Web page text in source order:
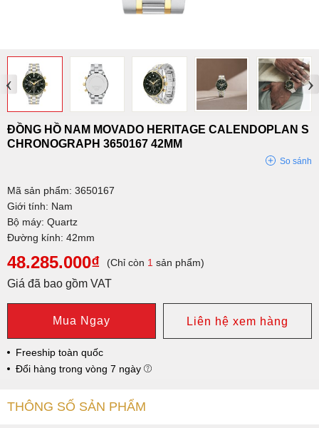
‹ ›
ĐỒNG HỒ NAM MOVADO HERITAGE CALENDOPLAN S
CHRONOGRAPH 3650167 42MM
So sánh
Mã sản phẩm: 3650167
Giới tính: Nam
Bộ máy: Quartz
Đường kính: 42mm
48.285.000₫ (Chỉ còn 1 sản phẩm)
Giá đã bao gồm VAT
Mua Ngay Liên hệ xem hàng
Freeship toàn quốc
Đổi hàng trong vòng 7 ngày
THÔNG SỐ SẢN PHẨM